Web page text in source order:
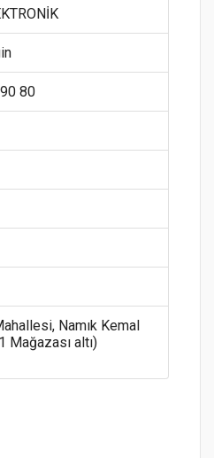
80
Namık Kemal
Mağazası altı)